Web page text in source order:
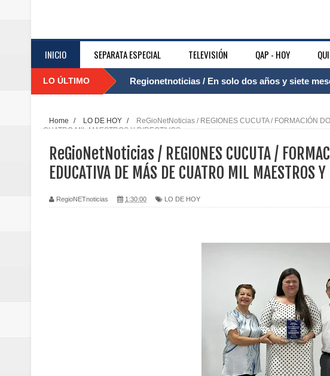
INICIO SEPARATA ESPECIAL TELEVISIÓN QAP - HOY
LO ÚLTIMO Regionetnoticias / El Aeropuerto Internacional
Regionetnoticias / Caldas fortalece el
posesión presidencial
Regionetnoticias / La Alcaldía de Pereira
Regionetnoticias / Agua potable transforma la
Home / LO DE HOY /
ReGioNetNoticias / REGIONES CUCUTA / FORMACIÓN
CUATRO MIL MAESTROS Y DIRECTIVOS
ReGioNetNoticias / REGIONES CUCUTA /
EDUCATIVA DE MÁS DE CUATRO MIL MAESTROS
RegioNETnoticias 1:30:00 LO DE HOY